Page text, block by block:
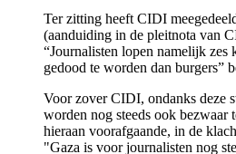
Ter zitting heeft CIDI
(aanduiding in de pleitnota van
“Journalisten lopen namelijk zes
gedood te worden dan burgers”
Voor zover CIDI, ondanks deze
worden nog steeds ook bezwaar
hieraan voorafgaande, in de
"Gaza is voor journalisten nog